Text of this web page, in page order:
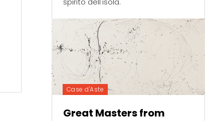
Case d'Aste
Great Masters from